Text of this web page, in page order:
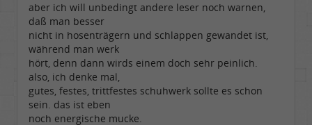
aber ich will unbedingt andere leser noch warnen,
daß man besser
nicht in hosenträgern und schlappen gewandet ist,
während man werk
hört, denn dann wirds einem doch sehr peinlich.
also, ich denke mal,
gutes, festes, trittfestes schuhwerk sollte es schon
sein. das ist eben
noch energische mucke.